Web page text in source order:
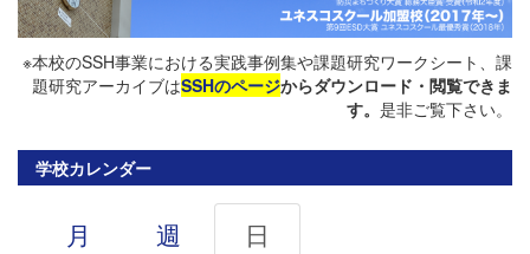
※本校のSSH事業における実践事例集や課題研究ワークシート、課
題研究アーカイブはSSHのページからダウンロード・閲覧できま
す。 是非ご覧下さい。
学校カレンダー
月 週 日